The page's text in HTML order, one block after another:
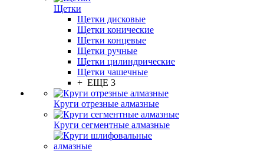
Щетки
Щетки дисковые
Щетки конические
Щетки концевые
Щетки ручные
Щетки цилиндрические
Щетки чашечные
+ ЕЩЕ 3
Круги отрезные алмазные
Круги сегментные алмазные